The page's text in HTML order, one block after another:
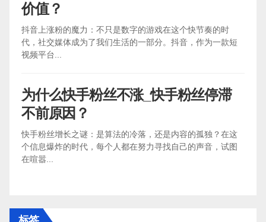
价值？
抖音上涨粉的魔力：不只是数字的游戏在这个快节奏的时
代，社交媒体成为了我们生活的一部分。抖音，作为一款短
视频平台...
为什么快手粉丝不涨_快手粉丝停滞
不前原因？
快手粉丝增长之谜：是算法的冷落，还是内容的孤独？在这
个信息爆炸的时代，每个人都在努力寻找自己的声音，试图
在喧嚣...